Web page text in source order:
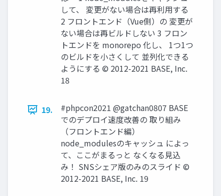
して、 変更がない場合は再利用する
2 フロントエンド（Vue側）の 変更が
ない場合は再ビルドしない 3 フロン
トエンドを monorepo 化し、 1つ1つ
のビルドを小さくして 並列化できる
ようにする © 2012-2021 BASE, Inc.
18
19.
#phpcon2021 @gatchan0807 BASE
でのデプロイ速度改善の 取り組み
（フロントエンド編）
node_modulesのキャッシュ によっ
て、ここがまるっと なくなる見込
み！ SNSシェア版のみのスライド ©
2012-2021 BASE, Inc. 19